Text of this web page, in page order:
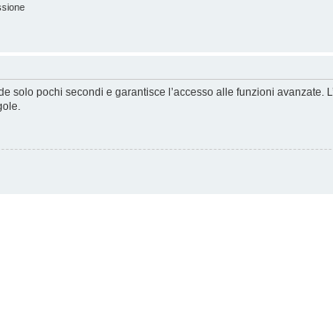
solo pochi secondi e garantisce l’accesso alle funzioni avanzate.